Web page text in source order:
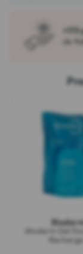
de
Atoderm Gel
Recharge